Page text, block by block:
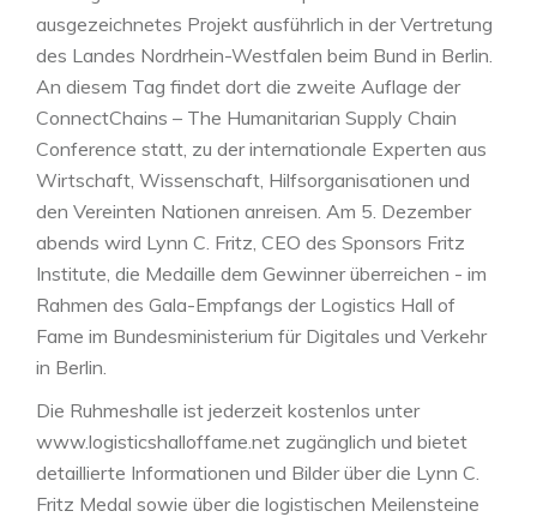
ausgezeichnetes Projekt ausführlich in der Vertretung
des Landes Nordrhein-Westfalen beim Bund in Berlin.
An diesem Tag findet dort die zweite Auflage der
ConnectChains – The Humanitarian Supply Chain
Conference statt, zu der internationale Experten aus
Wirtschaft, Wissenschaft, Hilfsorganisationen und
den Vereinten Nationen anreisen. Am 5. Dezember
abends wird Lynn C. Fritz, CEO des Sponsors Fritz
Institute, die Medaille dem Gewinner überreichen - im
Rahmen des Gala-Empfangs der Logistics Hall of
Fame im Bundesministerium für Digitales und Verkehr
in Berlin.
Die Ruhmeshalle ist jederzeit kostenlos unter
www.logisticshalloffame.net zugänglich und bietet
detaillierte Informationen und Bilder über die Lynn C.
Fritz Medal sowie über die logistischen Meilensteine